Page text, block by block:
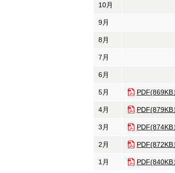
10月
9月
8月
7月
6月
5月 PDF(869KB
4月 PDF(879KB
3月 PDF(874KB
2月 PDF(872KB
1月 PDF(840KB